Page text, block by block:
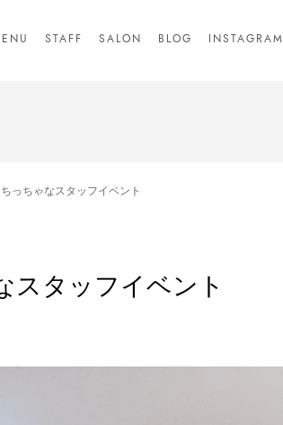
STAFF SALON BLOG INSTAGRAM
っちゃなスタッフイベント
スタッフイベント